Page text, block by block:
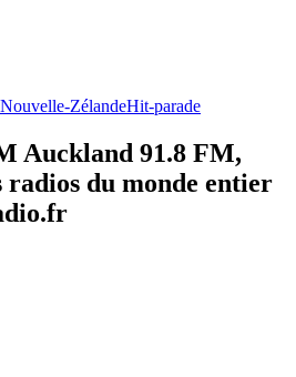
Nouvelle-ZélandeHit-parade
Auckland 91.8 FM,
du monde entier